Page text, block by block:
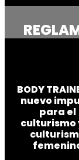
BODY
nuevo
para el
culturismo